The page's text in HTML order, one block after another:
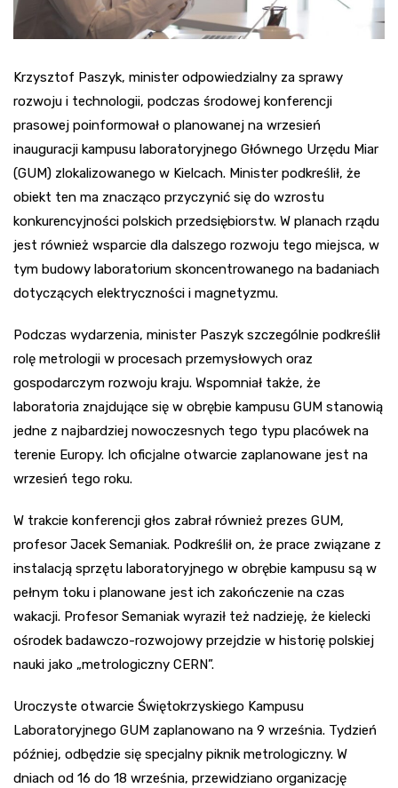
Krzysztof Paszyk, minister odpowiedzialny za sprawy
rozwoju i technologii, podczas środowej konferencji
prasowej poinformował o planowanej na wrzesień
inauguracji kampusu laboratoryjnego Głównego Urzędu Miar
(GUM) zlokalizowanego w Kielcach. Minister podkreślił, że
obiekt ten ma znacząco przyczynić się do wzrostu
konkurencyjności polskich przedsiębiorstw. W planach rządu
jest również wsparcie dla dalszego rozwoju tego miejsca, w
tym budowy laboratorium skoncentrowanego na badaniach
dotyczących elektryczności i magnetyzmu.
Podczas wydarzenia, minister Paszyk szczególnie podkreślił
rolę metrologii w procesach przemysłowych oraz
gospodarczym rozwoju kraju. Wspomniał także, że
laboratoria znajdujące się w obrębie kampusu GUM stanowią
jedne z najbardziej nowoczesnych tego typu placówek na
terenie Europy. Ich oficjalne otwarcie zaplanowane jest na
wrzesień tego roku.
W trakcie konferencji głos zabrał również prezes GUM,
profesor Jacek Semaniak. Podkreślił on, że prace związane z
instalacją sprzętu laboratoryjnego w obrębie kampusu są w
pełnym toku i planowane jest ich zakończenie na czas
wakacji. Profesor Semaniak wyraził też nadzieję, że kielecki
ośrodek badawczo-rozwojowy przejdzie w historię polskiej
nauki jako „metrologiczny CERN”.
Uroczyste otwarcie Świętokrzyskiego Kampusu
Laboratoryjnego GUM zaplanowano na 9 września. Tydzień
później, odbędzie się specjalny piknik metrologiczny. W
dniach od 16 do 18 września, przewidziano organizację